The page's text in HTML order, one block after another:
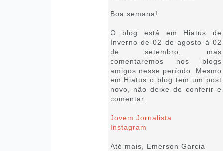
Boa semana!
O blog está em Hiatus de
Inverno de 02 de agosto à 02
de setembro, mas
comentaremos nos blogs
amigos nesse período. Mesmo
em Hiatus o blog tem um post
novo, não deixe de conferir e
comentar.
Jovem Jornalista
Instagram
Até mais, Emerson Garcia